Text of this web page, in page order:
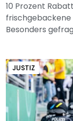
10 Prozent
frischgebackene
Besonders
JUSTIZ